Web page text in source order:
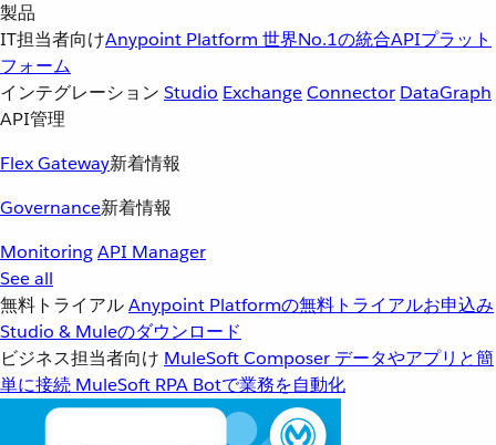
製品
IT担当者向けAnypoint Platform 世界No.1の統合APIプラット
フォーム
インテグレーション Studio ExchangeConnector DataGraph
API管理
Flex Gateway新着情報
Governance新着情報
MonitoringAPI Manager
See all
無料トライアルAnypoint Platformの無料トライアルお申込み
Studio & Muleのダウンロード
ビジネス担当者向け MuleSoft Composer データやアプリと簡
単に接続 MuleSoft RPA Botで業務を自動化